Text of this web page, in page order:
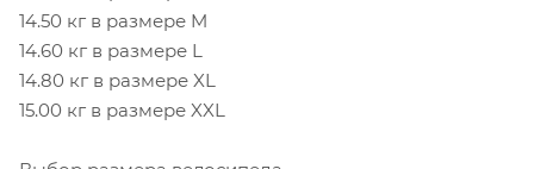
14.50 кг в размере M
14.60 кг в размере L
14.80 кг в размере XL
15.00 кг в размере XXL